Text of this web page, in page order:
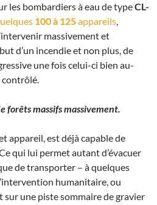
les bombardiers à eau de typeCL-
100 à 125appareils,
massivement et
d’un incendie et non plus, de
une fois celui-ci bien au-
contrôlé.
forêts massifs massivement.
appareil, est déjà capable de
qui lui permet autant d’évacuer
de transporter – à quelques
humanitaire, ou
sur une piste sommaire de gravier